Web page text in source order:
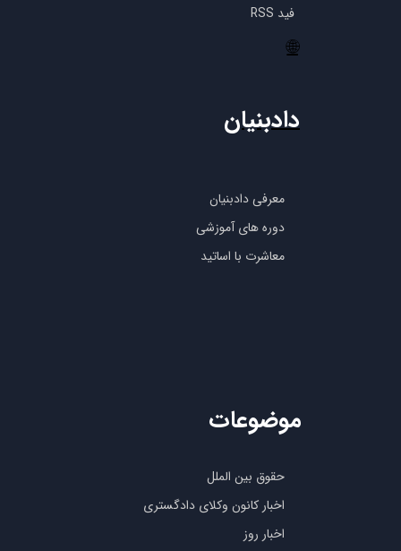
فید RSS
🌐
معرفی دادبنیان
دوره های آموزشی
معاشرت با اساتید
دادبنیان
حقوق بین الملل
اخبار کانون وکلای دادگستری
اخبار روز
موضوعات